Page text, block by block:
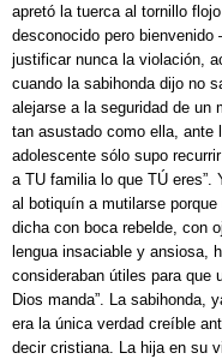
apretó la tuerca al tornillo
desconocido pero
justificar nunca la violación,
cuando la sabihonda dijo no
alejarse a la seguridad de un
tan asustado como ella, ante
adolescente sólo supo
a TU familia lo que TÚ
al botiquín a mutilarse
dicha con boca rebelde, con
lengua insaciable y ansiosa,
consideraban útiles para que
Dios manda”. La sabihonda,
era la única verdad creíble
decir cristiana. La hija en su